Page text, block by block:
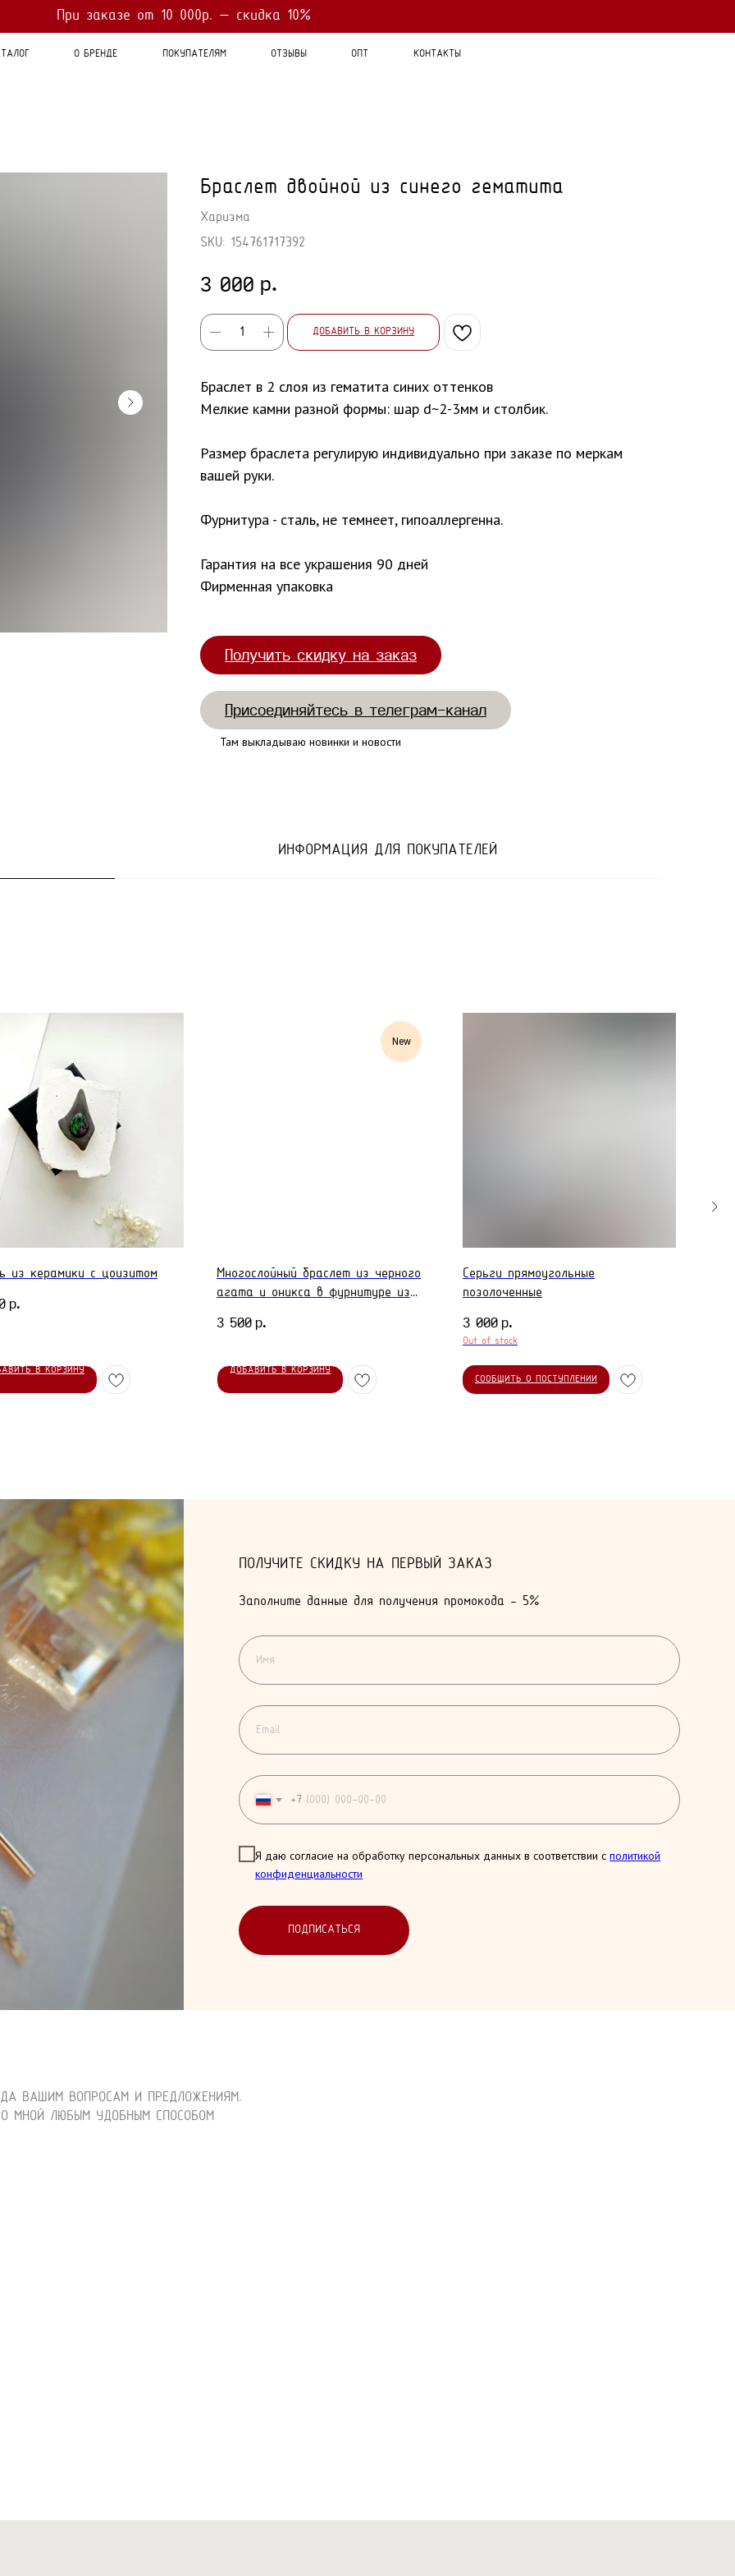
При заказе от 7 000р. - бесплатная доставка
- 4 платежа по 25%
Оплата
При заказе от 10 000р. — скидка 10%
ОПТ
О БРЕНДЕ ПОКУПАТЕЛЯМ ОТЗЫВЫ КОНТАКТЫ
Браслет двойной из синего гематита
Харизма
SKU: 154761717392
3 000 р.
ДОБАВИТЬ В КОРЗИНУ
Браслет в 2 слоя из гематита синих оттенков
Мелкие камни разной формы: шар d~2-3мм и столбик.
Размер браслета регулирую индивидуально при заказе по меркам
вашей руки.
Фурнитура - сталь, не темнеет, гипоаллергенна.
Гарантия на все украшения 90 дней
Фирменная упаковка
Получить скидку на заказ
Присоединяйтесь в телеграм-канал
Там выкладываю новинки и новости
ИНФОРМАЦИЯ ДЛЯ ПОКУПАТЕЛЕЙ
из керамики с цоизитом
р.
В КОРЗИНУ
New
Многослойный браслет из черного
агата и оникса в фурнитуре из
3 500 р.
ДОБАВИТЬ В КОРЗИНУ
Серьги прямоугольные
позолоченные
3 000 р.
Out of stock
СООБЩИТЬ О ПОСТУПЛЕНИИ
ПОЛУЧИТЕ СКИДКУ НА ПЕРВЫЙ ЗАКАЗ
Заполните данные для получения промокода - 5%
+7
Я даю согласие на обработку персональных данных в соответствии сполитикой
конфиденциальности
ПОДПИСАТЬСЯ
ВАШИМ ВОПРОСАМ И ПРЕДЛОЖЕНИЯМ.
МНОЙ ЛЮБЫМ УДОБНЫМ СПОСОБОМ